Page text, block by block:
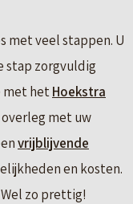
met veel stappen. U
stap zorgvuldig
met hetHoekstra
met uw
vrijblijvende
en kosten.
zo prettig!